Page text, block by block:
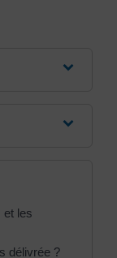
et les
délivrée ?